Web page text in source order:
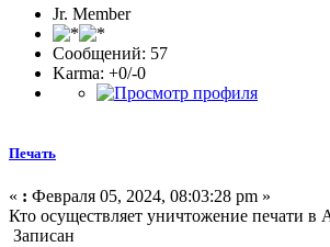
Jr. Member
Сообщений: 57
Karma: +0/-0
Печать
« : Февраля 05, 2024, 08:03:28 pm »
Кто осуществляет уничтожение печати в
Записан